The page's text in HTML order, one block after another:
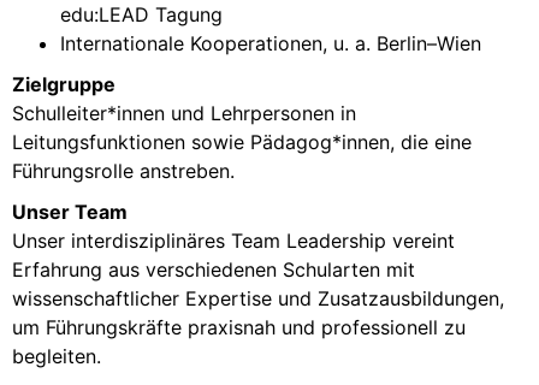
edu:LEAD Tagung
Internationale Kooperationen, u. a. Berlin–Wien
Zielgruppe
Schulleiter*innen und Lehrpersonen in
Leitungsfunktionen sowie Pädagog*innen, die eine
Führungsrolle anstreben.
Unser Team
Unser interdisziplinäres Team Leadership vereint
Erfahrung aus verschiedenen Schularten mit
wissenschaftlicher Expertise und Zusatzausbildungen,
um Führungskräfte praxisnah und professionell zu
begleiten.